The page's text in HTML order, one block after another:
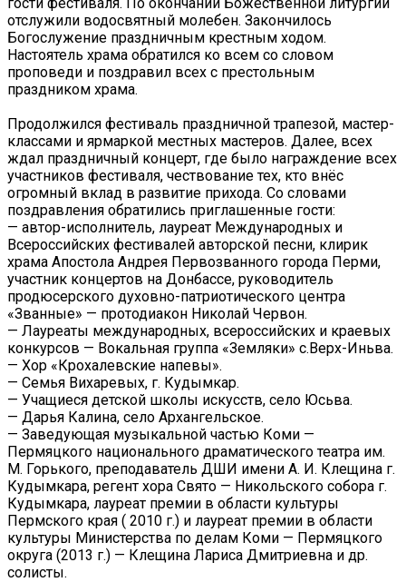
отслужили водосвятный молебен. Закончилось
Богослужение праздничным крестным ходом.
Настоятель храма обратился ко всем со словом
проповеди и поздравил всех с престольным
праздником храма.
Продолжился фестиваль праздничной трапезой, мастер-
классами и ярмаркой местных мастеров. Далее, всех
ждал праздничный концерт, где было награждение всех
участников фестиваля, чествование тех, кто внёс
огромный вклад в развитие прихода. Со словами
поздравления обратились приглашенные гости:
— автор-исполнитель, лауреат Международных и
Всероссийских фестивалей авторской песни, клирик
храма Апостола Андрея Первозванного города Перми,
участник концертов на Донбассе, руководитель
продюсерского духовно-патриотического центра
«Званные» — протодиакон Николай Червон.
— Лауреаты международных, всероссийских и краевых
конкурсов — Вокальная группа «Земляки» с.Верх-Иньва.
— Хор «Крохалевские напевы».
— Семья Вихаревых, г. Кудымкар.
— Учащиеся детской школы искусств, село Юсьва.
— Дарья Калина, село Архангельское.
— Заведующая музыкальной частью Коми —
Пермяцкого национального драматического театра им.
М. Горького, преподаватель ДШИ имени А. И. Клещина г.
Кудымкара, регент хора Свято — Никольского собора г.
Кудымкара, лауреат премии в области культуры
Пермского края ( 2010 г.) и лауреат премии в области
культуры Министерства по делам Коми — Пермяцкого
округа (2013 г.) — Клещина Лариса Дмитриевна и др.
солисты.